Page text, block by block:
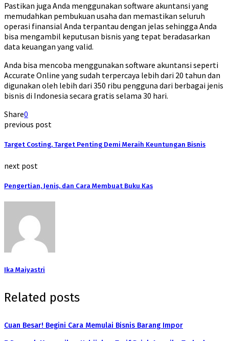
Pastikan juga Anda menggunakan software akuntansi yang
memudahkan pembukuan usaha dan memastikan seluruh
operasi finansial Anda terpantau dengan jelas sehingga Anda
bisa mengambil keputusan bisnis yang tepat beradasarkan
data keuangan yang valid.
Anda bisa mencoba menggunakan software akuntansi seperti
Accurate Online yang sudah terpercaya lebih dari 20 tahun dan
digunakan oleh lebih dari 350 ribu pengguna dari berbagai jenis
bisnis di Indonesia secara gratis selama 30 hari.
Share0
previous post
Target Costing, Target Penting Demi Meraih Keuntungan Bisnis
next post
Pengertian, Jenis, dan Cara Membuat Buku Kas
Ika Maiyastri
Related posts
Cuan Besar! Begini Cara Memulai Bisnis Barang Impor